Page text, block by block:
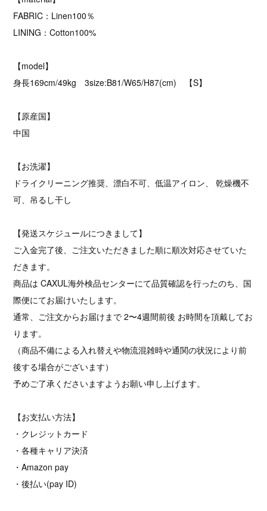
FABRIC：Linen100％
LINING：Cotton100%
【model】
身長169cm/49kg 3size:B81/W65/H87(cm) 【S】
【原産国】
中国
【お洗濯】
ドライクリーニング推奨、漂白不可、低温アイロン、 乾燥機不
可、吊るし干し
【発送スケジュールにつきまして】
ご入金完了後、ご注文いただきました順に順次対応させていた
だきます。
商品は CAXUL海外検品センターにて品質確認を行ったのち、国
際便にてお届けいたします。
通常、ご注文からお届けまで 2〜4週間前後 お時間を頂戴してお
ります。
（商品不備による入れ替えや物流混雑時や通関の状況により前
後する場合がございます）
予めご了承くださいますようお願い申し上げます。
【お支払い方法】
・クレジットカード
・各種キャリア決済
・Amazon pay
・後払い(pay ID)